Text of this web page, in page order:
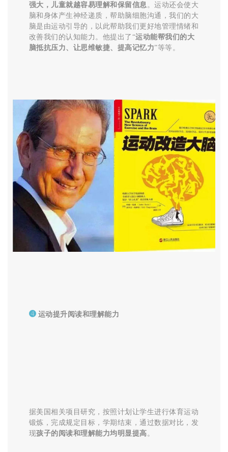
强大，儿童就越容易理解和保留信息 。运动还会使大
脑和身体产生神经递质，帮助脑细胞沟通，我们的大
脑是由运动引导的，以此帮助我们更好地管理情绪和
改善我们的认知能力。他提出了“运动能帮我们的大
脑抵抗压力、让思维敏捷、提高记忆力”等等。
➍ 运动提升阅读和理解能力
据美国相关项目研究，按照计划让学生进行体育运动
锻炼，完成规定目标，学期结束，通过数据对比，发
现孩子的阅读和理解能力均明显提高 。